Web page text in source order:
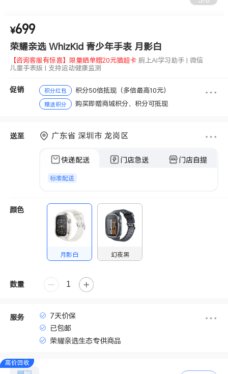
【咨询客服有惊喜】限量晒单赠20元猫超卡
儿童手表版 | 支持运动健康监测
¥699
荣耀亲选 WhizKid 青少年手表 月影白
【咨询客服有惊喜】限量晒单赠20元猫超卡 腕上AI学习助手 | 微信
儿童手表版 | 支持运动健康监测
促销 积分红包 积分50倍抵现（多倍最高10元）
赠送积分 购买即赠商城积分，积分可抵现
送至 广东省 深圳市 龙岗区
快递配送 门店急送 门店自提
标准配送
颜色
月影白 幻夜黑
数量
服务
7天价保
已包邮
荣耀亲选生态专供商品
高价回收